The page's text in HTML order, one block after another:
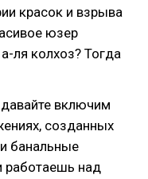
красок и взрыва
юзер
ля колхоз? Тогда
включим
созданных
банальные
работаешь над